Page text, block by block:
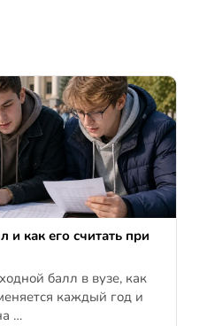
и как его считать при
балл в вузе, как
каждый год и
…